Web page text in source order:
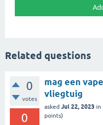
Related questions
0
votes
0
mag een
vliegtuig
asked Jul 22, 2023 in
points)